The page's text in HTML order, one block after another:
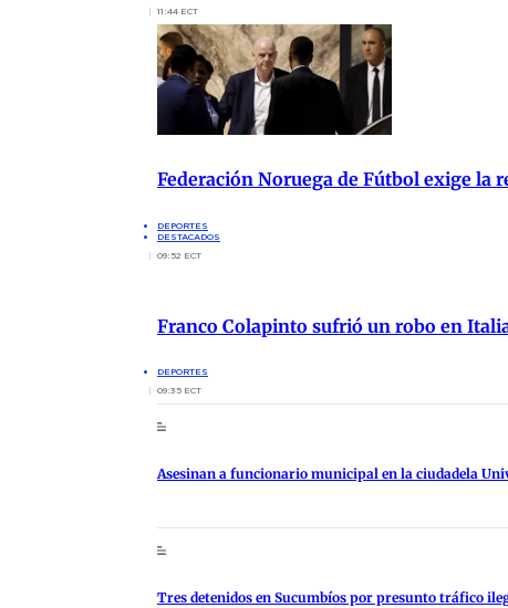
11:44 ECT
Federación Noruega de Fútbol exige
DEPORTES
DESTACADOS
09:52 ECT
Franco Colapinto sufrió un robo en
DEPORTES
09:35 ECT
Asesinan a funcionario municipal en la ciudadela
Tres detenidos en Sucumbíos por presunto tráfico